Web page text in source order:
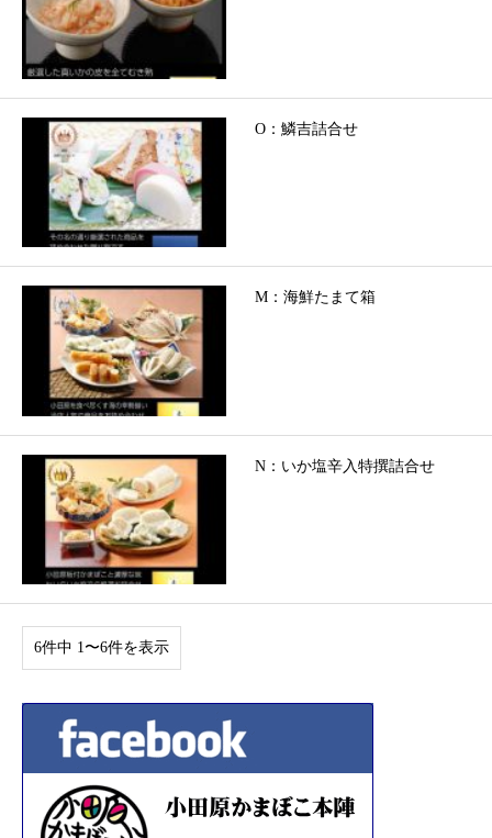
O：鱗吉詰合せ
M：海鮮たまて箱
N：いか塩辛入特撰詰合せ
6件中 1〜6件を表示